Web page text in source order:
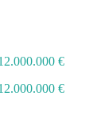
€
€